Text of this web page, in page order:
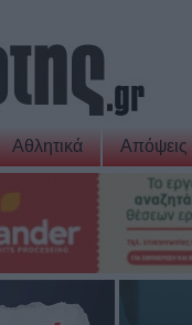
Αθλητικά Απόψεις